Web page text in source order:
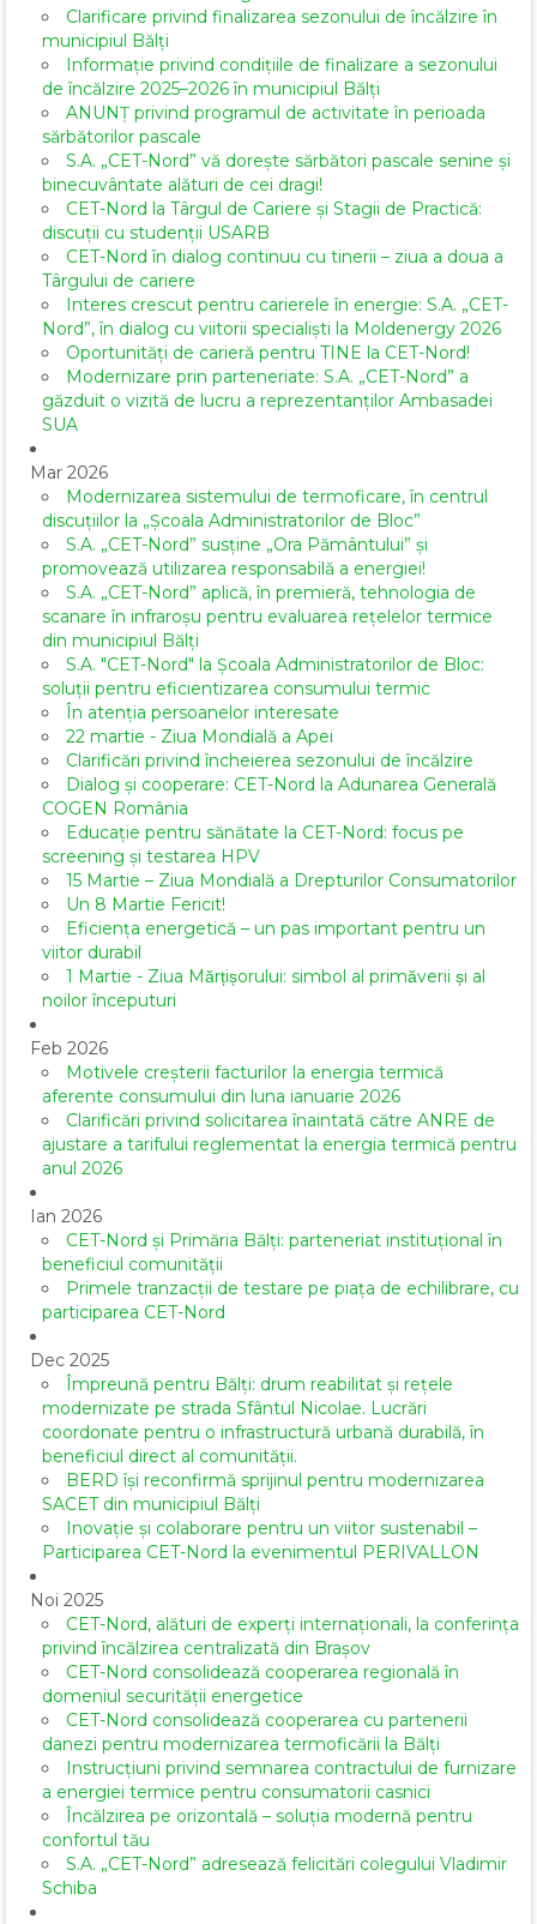
Clarificare privind finalizarea sezonului de încălzire în
municipiul Bălți
Informație privind condițiile de finalizare a sezonului
de încălzire 2025–2026 în municipiul Bălți
ANUNȚ privind programul de activitate în perioada
sărbătorilor pascale
S.A. „CET-Nord” vă dorește sărbători pascale senine și
binecuvântate alături de cei dragi!
CET-Nord la Târgul de Cariere și Stagii de Practică:
discuții cu studenții USARB
CET-Nord în dialog continuu cu tinerii – ziua a doua a
Târgului de cariere
Interes crescut pentru carierele în energie: S.A. „CET-
Nord”, în dialog cu viitorii specialiști la Moldenergy 2026
Oportunități de carieră pentru TINE la CET-Nord!
Modernizare prin parteneriate: S.A. „CET-Nord” a
găzduit o vizită de lucru a reprezentanților Ambasadei
SUA
Mar 2026
Modernizarea sistemului de termoficare, în centrul
discuțiilor la „Școala Administratorilor de Bloc”
S.A. „CET-Nord” susține „Ora Pământului” și
promovează utilizarea responsabilă a energiei!
S.A. „CET-Nord” aplică, în premieră, tehnologia de
scanare în infraroșu pentru evaluarea rețelelor termice
din municipiul Bălți
S.A. "CET-Nord" la Școala Administratorilor de Bloc:
soluții pentru eficientizarea consumului termic
În atenția persoanelor interesate
22 martie - Ziua Mondială a Apei
Clarificări privind încheierea sezonului de încălzire
Dialog și cooperare: CET-Nord la Adunarea Generală
COGEN România
Educație pentru sănătate la CET-Nord: focus pe
screening și testarea HPV
15 Martie – Ziua Mondială a Drepturilor Consumatorilor
Un 8 Martie Fericit!
Eficiența energetică – un pas important pentru un
viitor durabil
1 Martie - Ziua Mărțișorului: simbol al primăverii și al
noilor începuturi
Feb 2026
Motivele creșterii facturilor la energia termică
aferente consumului din luna ianuarie 2026
Clarificări privind solicitarea înaintată către ANRE de
ajustare a tarifului reglementat la energia termică pentru
anul 2026
Ian 2026
CET-Nord și Primăria Bălți: parteneriat instituțional în
beneficiul comunității
Primele tranzacții de testare pe piața de echilibrare, cu
participarea CET-Nord
Dec 2025
Împreună pentru Bălți: drum reabilitat și rețele
modernizate pe strada Sfântul Nicolae. Lucrări
coordonate pentru o infrastructură urbană durabilă, în
beneficiul direct al comunității.
BERD își reconfirmă sprijinul pentru modernizarea
SACET din municipiul Bălți
Inovație și colaborare pentru un viitor sustenabil –
Participarea CET-Nord la evenimentul PERIVALLON
Noi 2025
CET-Nord, alături de experți internaționali, la conferința
privind încălzirea centralizată din Brașov
CET-Nord consolidează cooperarea regională în
domeniul securității energetice
CET-Nord consolidează cooperarea cu partenerii
danezi pentru modernizarea termoficării la Bălți
Instrucțiuni privind semnarea contractului de furnizare
a energiei termice pentru consumatorii casnici
Încălzirea pe orizontală – soluția modernă pentru
confortul tău
S.A. „CET-Nord” adresează felicitări colegului Vladimir
Schiba